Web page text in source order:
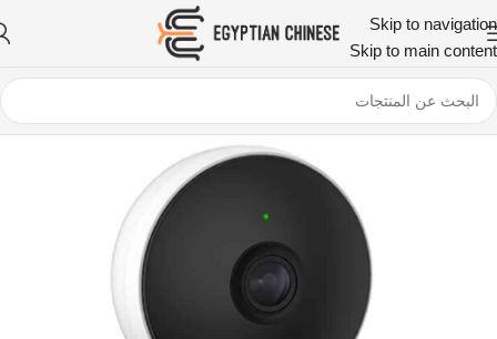
Skip to navigation
Skip to main content